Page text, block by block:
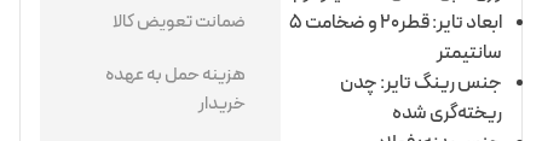
ابعاد تایر: قطر20 و ضخامت 5
سانتی‎متر
جنس رینگ تایر: چدن
ریخته‌گری شده
ضمانت تعویض کالا
هزینه حمل به عهده
خریدار